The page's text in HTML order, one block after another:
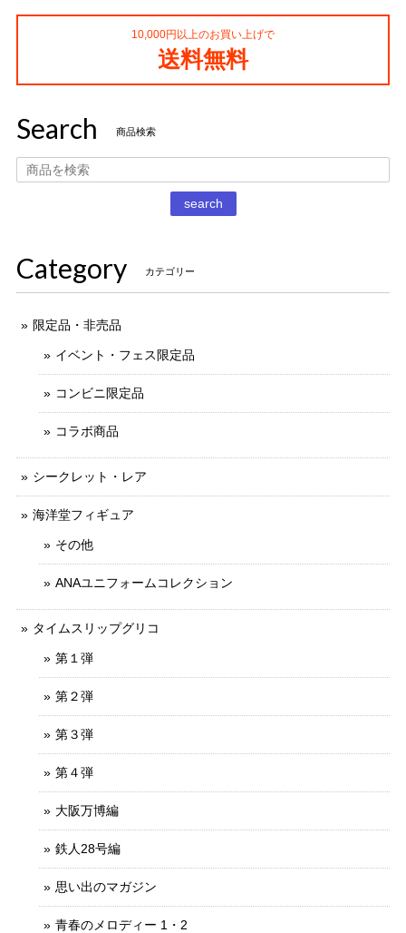
2021/11/13
丁寧な梱包で本日受け取りました。 だるまストーブ探してた
のでとても嬉しいです 扇風機もブタの蚊取り線香も可愛いで
10,000円以上のお買い上げで
送料無料
Search 商品検索
search
Category カテゴリー
限定品・非売品
イベント・フェス限定品
コンビニ限定品
コラボ商品
シークレット・レア
海洋堂フィギュア
その他
ANAユニフォームコレクション
タイムスリップグリコ
第１弾
第２弾
第３弾
第４弾
大阪万博編
鉄人28号編
思い出のマガジン
青春のメロディー 1・2